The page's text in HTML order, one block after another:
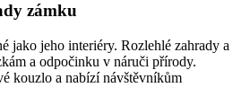
zámku
jako jeho interiéry. Rozlehlé zahrady a
a odpočinku v náruči přírody.
kouzlo a nabízí návštěvníkům